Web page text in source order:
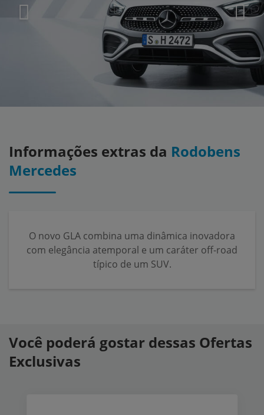
Informações extras da Rodobens
Mercedes
O novo GLA combina uma dinâmica inovadora
com elegância atemporal e um caráter off-road
típico de um SUV.
Você poderá gostar dessas Ofertas
Exclusivas